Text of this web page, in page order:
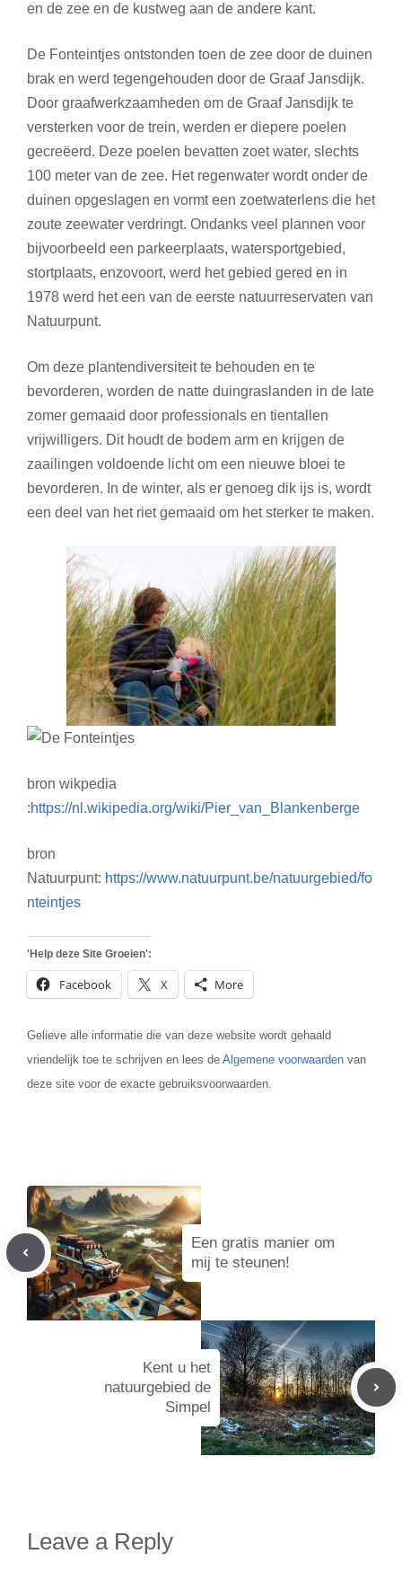
en de zee en de kustweg aan de andere kant.
De Fonteintjes ontstonden toen de zee door de duinen
brak en werd tegengehouden door de Graaf Jansdijk.
Door graafwerkzaamheden om de Graaf Jansdijk te
versterken voor de trein, werden er diepere poelen
gecreëerd. Deze poelen bevatten zoet water, slechts
100 meter van de zee. Het regenwater wordt onder de
duinen opgeslagen en vormt een zoetwaterlens die het
zoute zeewater verdringt. Ondanks veel plannen voor
bijvoorbeeld een parkeerplaats, watersportgebied,
stortplaats, enzovoort, werd het gebied gered en in
1978 werd het een van de eerste natuurreservaten van
Natuurpunt.
Om deze plantendiversiteit te behouden en te
bevorderen, worden de natte duingraslanden in de late
zomer gemaaid door professionals en tientallen
vrijwilligers. Dit houdt de bodem arm en krijgen de
zaailingen voldoende licht om een nieuwe bloei te
bevorderen. In de winter, als er genoeg dik ijs is, wordt
een deel van het riet gemaaid om het sterker te maken.
bron wikpedia
:https://nl.wikipedia.org/wiki/Pier_van_Blankenberge
bron
Natuurpunt: https://www.natuurpunt.be/natuurgebied/fo
nteintjes
'Help deze Site Groeien':
Facebook X More
Gelieve alle informatie die van deze website wordt gehaald
vriendelijk toe te schrijven en lees de Algemene voorwaarden van
deze site voor de exacte gebruiksvoorwaarden.
Een gratis manier om
mij te steunen!
Kent u het
natuurgebied de
Simpel
Leave a Reply